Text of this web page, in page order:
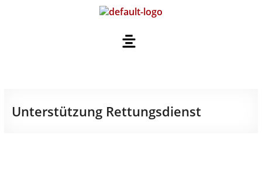
Unterstützung Rettungsdienst